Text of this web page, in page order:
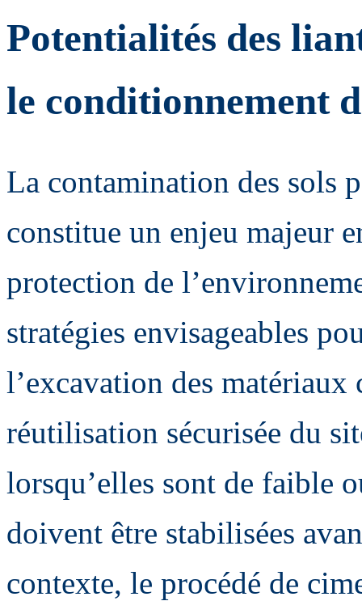
Potentialités des
le conditionnement
La contamination des sols
constitue un enjeu majeur
protection de
stratégies envisageables
l’excavation des
réutilisation sécurisée du
lorsqu’elles sont de faible
doivent être stabilisées
contexte, le procédé de